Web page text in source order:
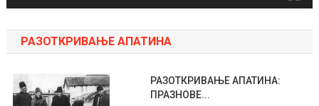
РАЗОТКРИВАЊЕ АПАТИНА
РАЗОТКРИВАЊЕ АПАТИНА:
ПРАЗНОВЕ...